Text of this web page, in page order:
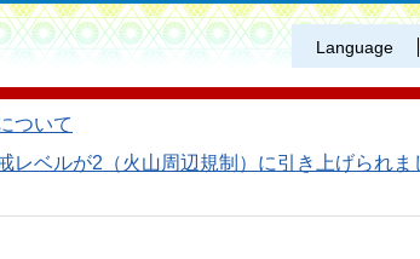
Language
ついて
レベルが2（火山周辺規制）に引き上げられま